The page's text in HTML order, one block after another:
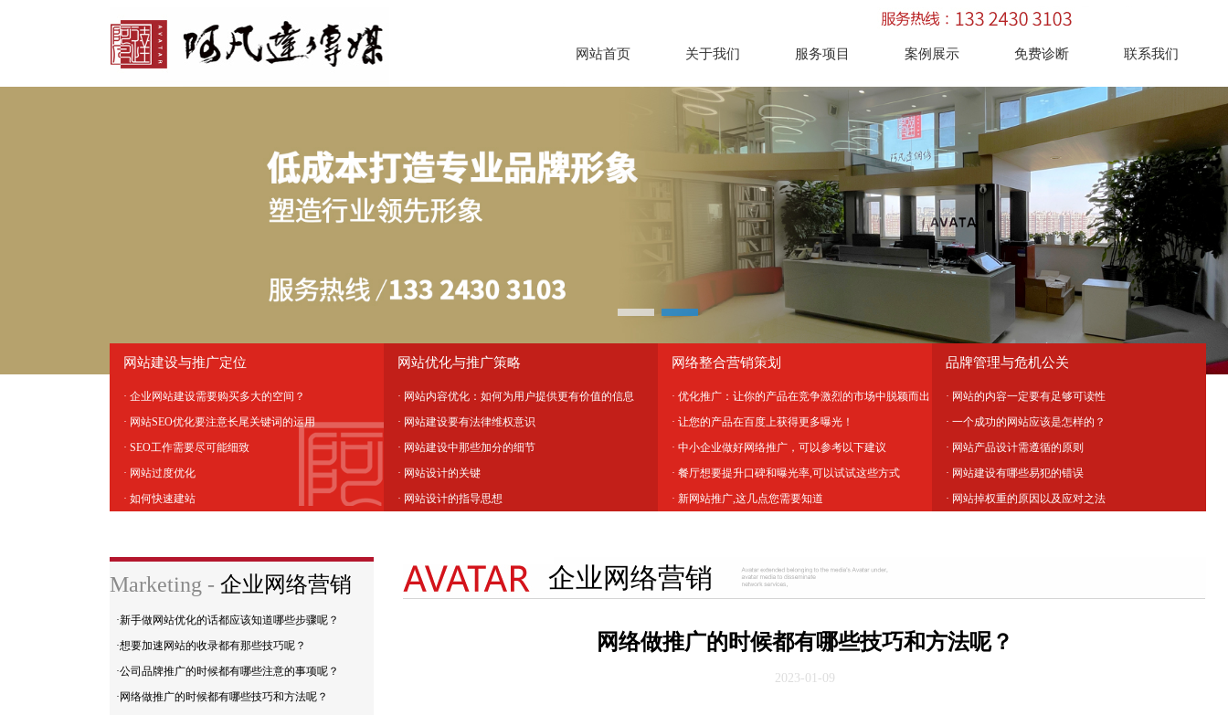
网站首页 关于我们 服务项目 案例展示 免费诊断 联系我们
网站建设与推广定位 网站优化与推广策略 网络整合营销策划 品牌管理与危机公关
· 企业网站建设需要购买多大的空间？
· 网站SEO优化要注意长尾关键词的运用
· SEO工作需要尽可能细致
· 网站过度优化
· 如何快速建站
· 网站内容优化：如何为用户提供更有价值的信息
· 网站建设要有法律维权意识
· 网站建设中那些加分的细节
· 网站设计的关键
· 网站设计的指导思想
· 优化推广：让你的产品在竞争激烈的市场中脱颖而出
· 让您的产品在百度上获得更多曝光！
· 中小企业做好网络推广，可以参考以下建议
· 餐厅想要提升口碑和曝光率,可以试试这些方式
· 新网站推广,这几点您需要知道
· 网站的内容一定要有足够可读性
· 一个成功的网站应该是怎样的？
· 网站产品设计需遵循的原则
· 网站建设有哪些易犯的错误
· 网站掉权重的原因以及应对之法
Marketing - 企业网络营销
·新手做网站优化的话都应该知道哪些步骤呢？
·想要加速网站的收录都有那些技巧呢？
·公司品牌推广的时候都有哪些注意的事项呢？
·网络做推广的时候都有哪些技巧和方法呢？
企业网络营销
网络做推广的时候都有哪些技巧和方法呢？
2023-01-09